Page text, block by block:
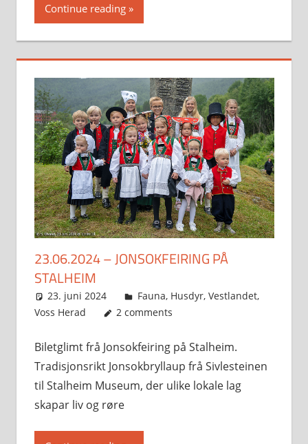
Continue reading
23.06.2024 – JONSOKFEIRING PÅ
STALHEIM
23. juni 2024 Svein
Fauna, Husdyr, Vestlandet,
Voss Herad
2 comments
Biletglimt frå Jonsokfeiring på Stalheim.
Tradisjonsrikt Jonsokbryllaup frå Sivlesteinen
til Stalheim Museum, der ulike lokale lag
skapar liv og røre